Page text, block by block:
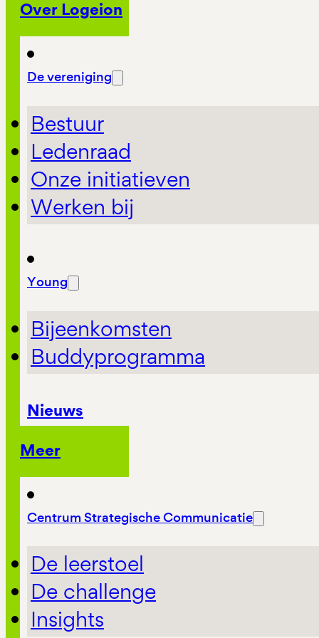
Over Logeion
De vereniging
Bestuur
Ledenraad
Onze initiatieven
Werken bij
Young
Bijeenkomsten
Buddyprogramma
Nieuws
Meer
Centrum Strategische Communicatie
De leerstoel
De challenge
Insights